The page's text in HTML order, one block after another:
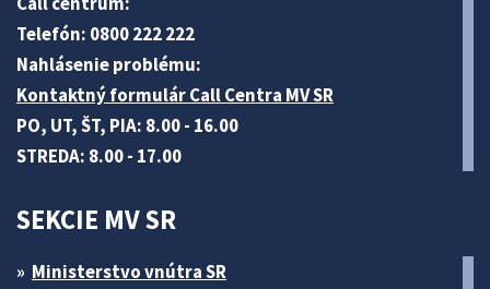
Telefón: 0800 222 222
Nahlásenie problému:
Kontaktný formulár Call Centra MV SR
PO, UT, ŠT, PIA: 8.00 - 16.00
STREDA: 8.00 - 17.00
SEKCIE MV SR
Ministerstvo vnútra SR